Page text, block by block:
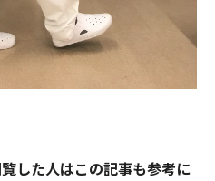
した人はこの記事も参考に